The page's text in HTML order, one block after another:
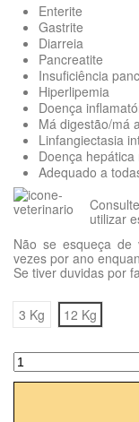
Enterite
Gastrite
Diarreia
Pancreatite
Insuficiência
Hiperlipemia
Doença
Má digestão/má
Linfangiectasia
Doença
Adequado a
utilizar
Não se esqueça
vezes por ano
Se tiver duvidas por
3 Kg 12 Kg